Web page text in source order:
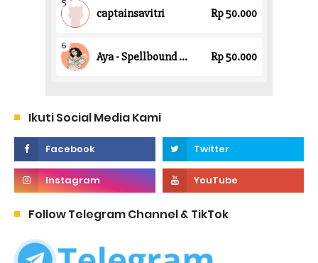
Ikuti Social Media Kami
Follow Telegram Channel & TikTok